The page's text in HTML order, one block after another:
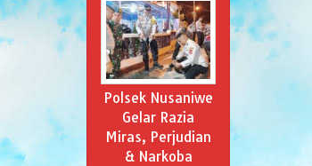
Polsek Nusaniwe
Gelar Razia
Miras, Perjudian
& Narkoba